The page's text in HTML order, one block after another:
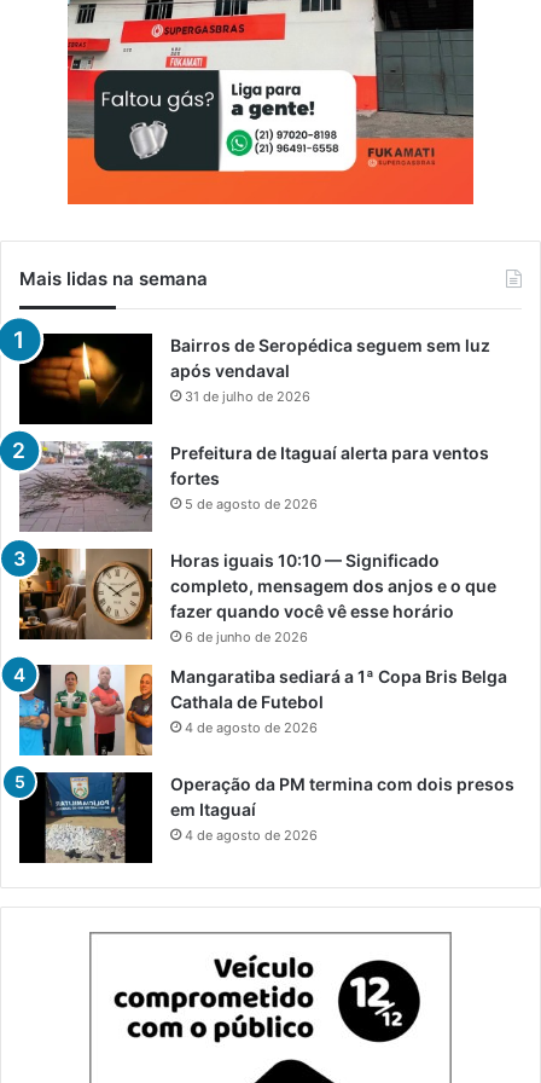
Mais lidas na semana
Bairros de Seropédica seguem sem luz
após vendaval
31 de julho de 2026
Prefeitura de Itaguaí alerta para ventos
fortes
5 de agosto de 2026
Horas iguais 10:10 — Significado
completo, mensagem dos anjos e o que
fazer quando você vê esse horário
6 de junho de 2026
Mangaratiba sediará a 1ª Copa Bris Belga
Cathala de Futebol
4 de agosto de 2026
Operação da PM termina com dois presos
em Itaguaí
4 de agosto de 2026